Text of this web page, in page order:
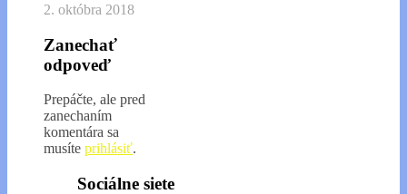
2. októbra 2018
Zanechať
odpoveď
Prepáčte, ale pred
zanechaním
komentára sa
musíte prihlásiť.
Sociálne siete